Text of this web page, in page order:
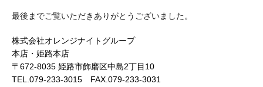
最後までご覧いただきありがとうございました。
株式会社オレンジナイトグループ
本店・姫路本店
〒672-8035 姫路市飾磨区中島2丁目10
TEL.079-233-3015 FAX.079-233-3031